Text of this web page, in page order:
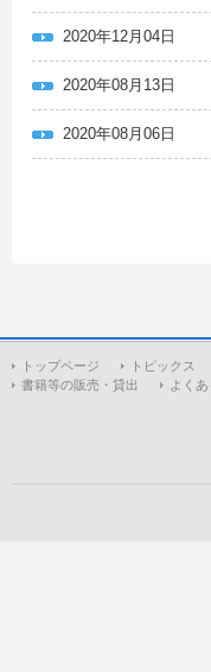
2020年12月04日
2020年08月13日
2020年08月06日
トップページ トピックス
書籍等の販売・貸出
よく